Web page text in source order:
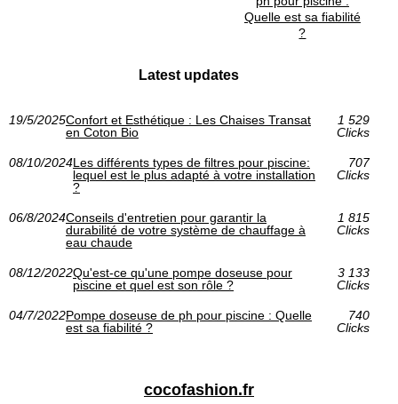
Quelle est sa fiabilité
?
Latest updates
19/5/2025Confort et Esthétique : Les Chaises Transat
en Coton Bio
1 529
Clicks
08/10/2024Les différents types de filtres pour piscine:
lequel est le plus adapté à votre installation
?
707
Clicks
06/8/2024Conseils d'entretien pour garantir la
durabilité de votre système de chauffage à
eau chaude
1 815
Clicks
08/12/2022Qu'est-ce qu'une pompe doseuse pour
piscine et quel est son rôle ?
3 133
Clicks
04/7/2022Pompe doseuse de ph pour piscine : Quelle
est sa fiabilité ?
740
Clicks
cocofashion.fr